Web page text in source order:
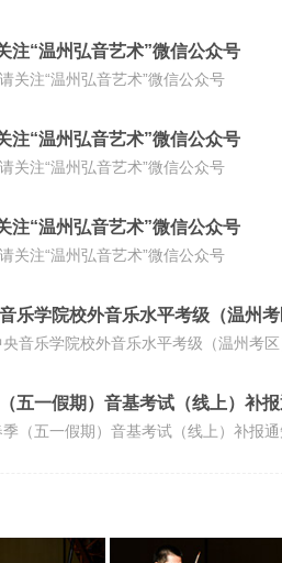
注“温州弘音艺术”微信公众号
关注“温州弘音艺术”微信公众号
注“温州弘音艺术”微信公众号
关注“温州弘音艺术”微信公众号
注“温州弘音艺术”微信公众号
关注“温州弘音艺术”微信公众号
乐学院校外音乐水平考级（温州
音乐学院校外音乐水平考级（温州考
五一假期）音基考试（线上）补
（五一假期）音基考试（线上）补报通